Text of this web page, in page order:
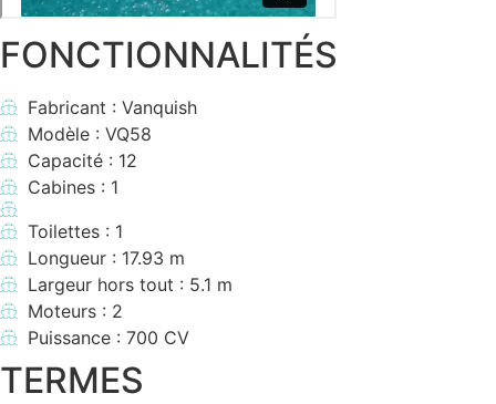
FONCTIONNALITÉS
Fabricant : Vanquish
Modèle : VQ58
Capacité : 12
Cabines : 1
Toilettes : 1
Longueur : 17.93 m
Largeur hors tout : 5.1 m
Moteurs : 2
Puissance : 700 CV
TERMES